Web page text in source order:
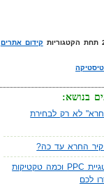
קידום אתרים
בנושא:
לא רק לבחירת
החרא עד כה?
יצירת אסטרטגיית PPC וכמה טקטיקות
לכם